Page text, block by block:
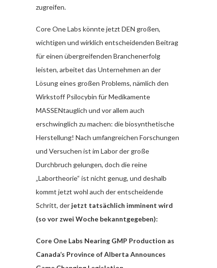
zugreifen.
Core One Labs könnte jetzt DEN großen,
wichtigen und wirklich entscheidenden Beitrag
für einen übergreifenden Branchenerfolg
leisten, arbeitet das Unternehmen an der
Lösung eines großen Problems, nämlich den
Wirkstoff Psilocybin für Medikamente
MASSENtauglich und vor allem auch
erschwinglich zu machen: die biosynthetische
Herstellung! Nach umfangreichen Forschungen
und Versuchen ist im Labor der große
Durchbruch gelungen, doch die reine
„Labortheorie“ ist nicht genug, und deshalb
kommt jetzt wohl auch der entscheidende
Schritt, der jetzt tatsächlich imminent wird
(so vor zwei Woche bekanntgegeben):
Core One Labs Nearing GMP Production as
Canada’s Province of Alberta Announces